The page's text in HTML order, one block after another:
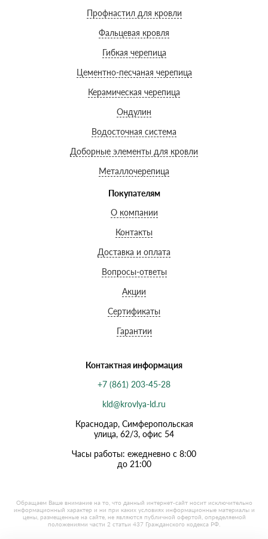
Профнастил для кровли
Фальцевая кровля
Гибкая черепица
Цементно-песчаная черепица
Керамическая черепица
Ондулин
Водосточная система
Доборные элементы для кровли
Металлочерепица
Покупателям
О компании
Контакты
Доставка и оплата
Вопросы-ответы
Акции
Сертификаты
Гарантии
Контактная информация
+7 (861) 203-45-28
kld@krovlya-ld.ru
Краснодар, Симферопольская
улица, 62/3, офис 54
Часы работы: ежедневно с 8:00
до 21:00